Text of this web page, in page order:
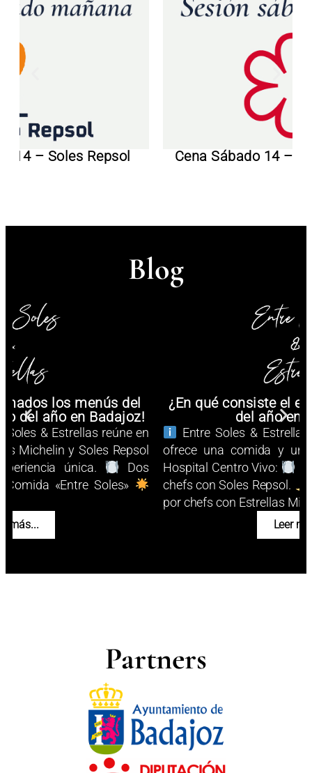
14 – Soles Repsol Cena Sábado 14 –
Blog
los menús del
del año en Badajoz!
& Estrellas reúne en
Michelin y Soles Repsol
única.
Dos
Comida «Entre Soles»
más...
¿En qué consiste el
del año en
Entre Soles &
ofrece una comida y
Hospital Centro Vivo:
chefs con Soles Repsol.
por chefs con Estrellas
Leer
Partners